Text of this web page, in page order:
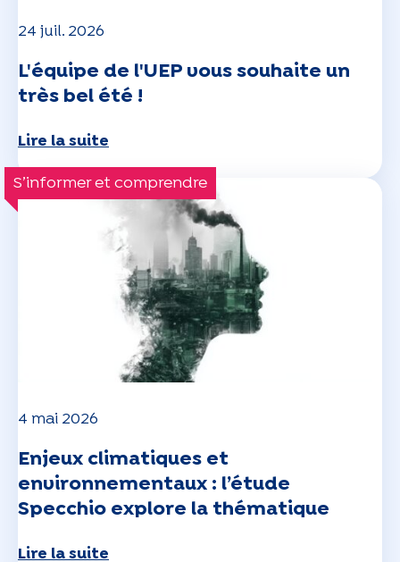
24 juil. 2026
L'équipe de l'UEP vous souhaite un
très bel été !
Lire la suite
S’informer et comprendre
4 mai 2026
Enjeux climatiques et
environnementaux : l’étude
Specchio explore la thématique
Lire la suite